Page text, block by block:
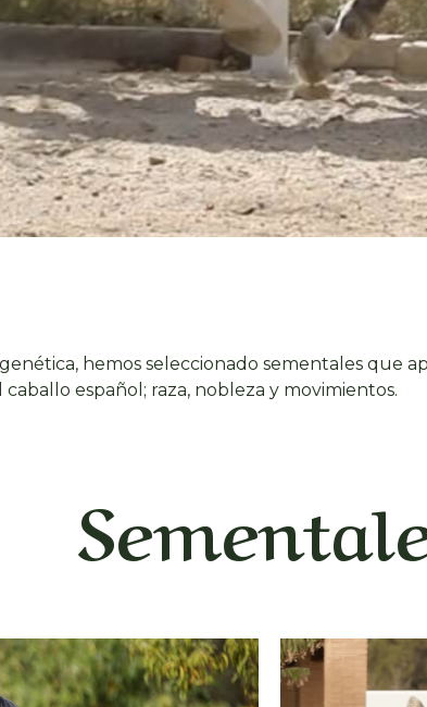
hemos seleccionado sementales que
español; raza, nobleza y movimientos.